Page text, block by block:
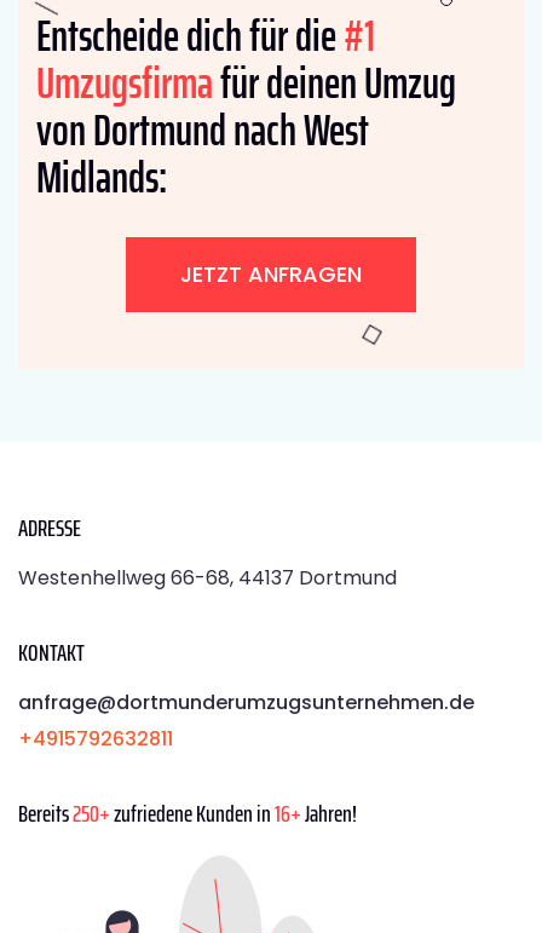
Entscheide dich für die#1
Umzugsfirmafür deinen Umzug
von Dortmund nach West
Midlands:
JETZT ANFRAGEN
ADRESSE
Westenhellweg 66-68, 44137 Dortmund
KONTAKT
anfrage@dortmunderumzugsunternehmen.de
+4915792632811
Bereits250+zufriedene Kunden in16+Jahren!